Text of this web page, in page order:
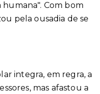
Com bom
pela ousadia de se
integra, em regra, a
mas afastou a